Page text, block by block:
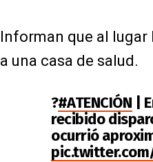
Informan que al
a una casa de salud.
?#ATENCIÓN |
recibido
ocurrió